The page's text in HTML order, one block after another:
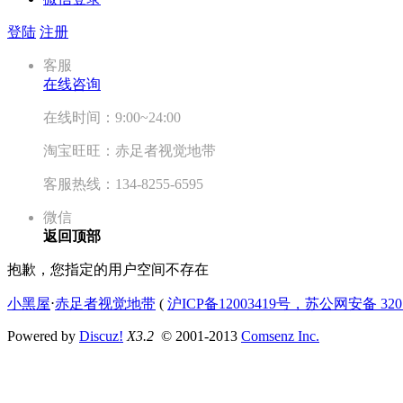
登陆 注册
客服
在线咨询
在线时间：9:00~24:00
淘宝旺旺：赤足者视觉地带
客服热线：134-8255-6595
微信
返回顶部
抱歉，您指定的用户空间不存在
小黑屋⋅赤足者视觉地带 ( 沪ICP备12003419号，苏公网安备
Powered by Discuz! X3.2 © 2001-2013 Comsenz Inc.